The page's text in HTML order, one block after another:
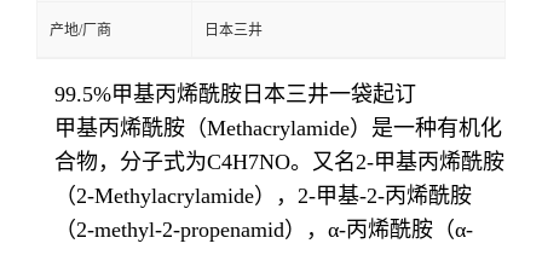
产地/厂商 日本三井
99.5%甲基丙烯酰胺日本三井一袋起订
甲基丙烯酰胺（Methacrylamide）是一种有机化
合物，分子式为C4H7NO。又名2-甲基丙烯酰胺
（2-Methylacrylamide），2-甲基-2-丙烯酰胺
（2-methyl-2-propenamid），α-丙烯酰胺（α-